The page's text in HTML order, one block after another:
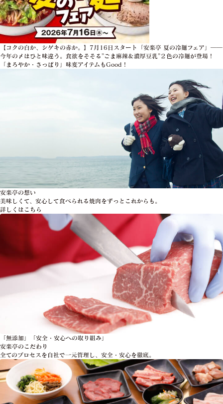
【コクの白か、シゲキの赤か。】7月16日スタート「安楽亭 夏の冷麺フェア」――
今年の〆はひと味違う。食欲をそそる”ごま麻辣＆濃厚豆乳”２色の冷麺が登場！
「まろやか・さっぱり」味変アイテムもGood！
安楽亭の想い
美味しくて、安心して食べられる焼肉をずっとこれからも。
詳しくはこちら
「無添加」「安全・安心への取り組み」
安楽亭のこだわり
全てのプロセスを自社で一元管理し、安全・安心を徹底。